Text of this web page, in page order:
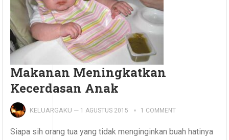
Makanan Meningkatkan
Kecerdasan Anak
KELUARGAKU — 1 AGUSTUS 2015 1 COMMENT
Siapa sih orang tua yang tidak menginginkan buah hatinya